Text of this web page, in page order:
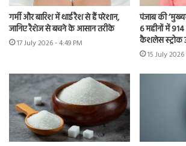
गर्मी और बारिश में थाई रैश से हैं परेशान,
जानिए रैशेज से बचने के आसान तरीके
17 July 2026 - 4:49 PM
पंजाब की
6 महीनों में 914
कैशलेस स्ट्रोक
15 July 2026